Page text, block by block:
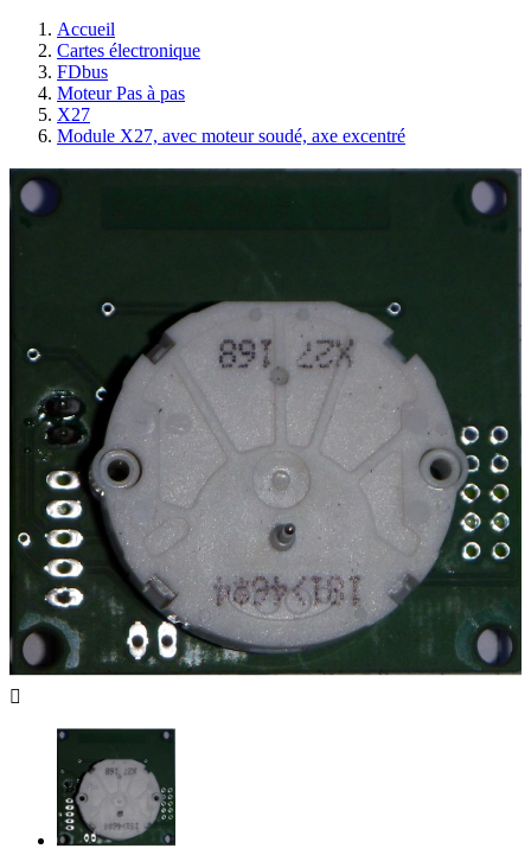
Accueil
Cartes électronique
FDbus
Moteur Pas à pas
X27
Module X27, avec moteur soudé, axe excentré
